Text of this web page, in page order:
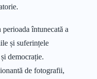
întunecată a
și suferințele
democrație.
de fotografii,